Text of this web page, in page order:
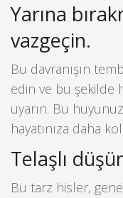
Yarına
vazgeçin.
Bu davranışın
edin ve bu şekilde
uyarın. Bu
hayatınıza daha
Telaşlı
Bu tarz hisler,